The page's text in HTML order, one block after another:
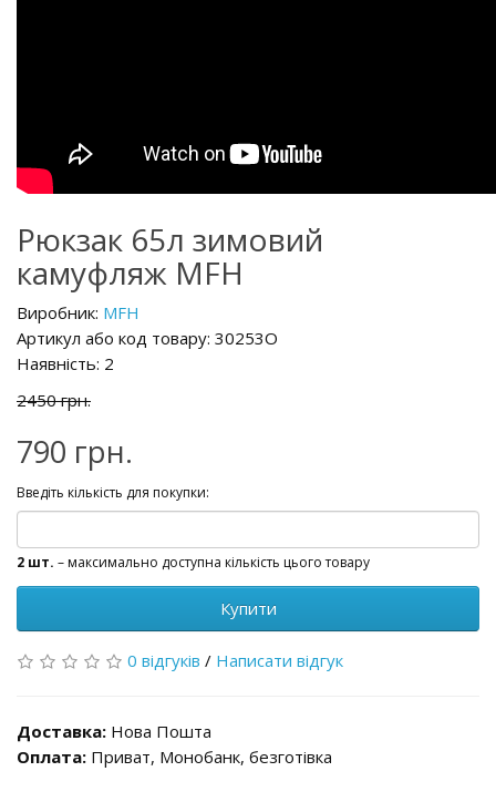
Рюкзак 65л зимовий
камуфляж MFH
Виробник: MFH
Артикул або код товару: 30253O
Наявність: 2
2450 грн.
790 грн.
Введіть кількість для покупки:
2 шт. – максимально доступна кількість цього товару
Купити
0 відгуків / Написати відгук
Доставка: Нова Пошта
Оплата: Приват, Монобанк, безготівка